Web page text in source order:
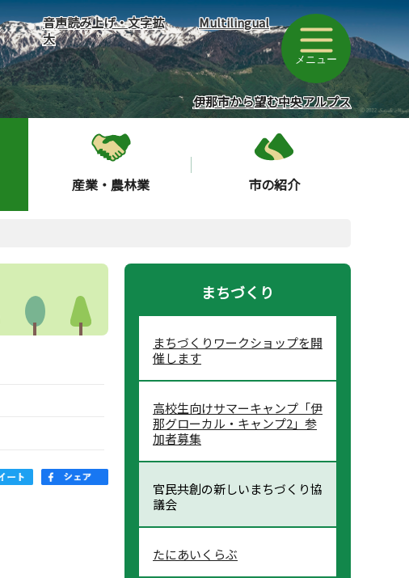
音声読み上げ・文字拡
大
Multilingual
メニュー
伊那市から望む中央アルプス
産業・農林業 市の紹介
まちづくり
まちづくりワークショップを開
催します
高校生向けサマーキャンプ「伊
那グローカル・キャンプ2」参
加者募集
官民共創の新しいまちづくり協
議会
たにあいくらぶ